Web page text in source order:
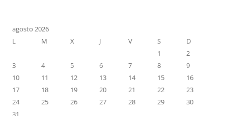
agosto 2026
L
M X J V S
D
1
2
3
4 5 6 7 8
9
10
11 12 13 14 15
16
17
18 19 20 21 22
23
24
25 26 27 28 29
30
31